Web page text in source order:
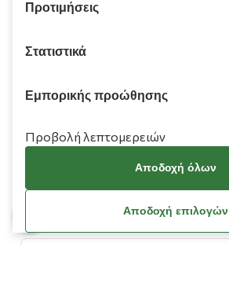
210 9709 100
Χρειάζεστε βοήθεια;
Προτιμήσεις
Στατιστικά
Εμπορικής προώθησης
Προβολή λεπτομερειών
Αποδοχή όλων
Αποδοχή επιλογών